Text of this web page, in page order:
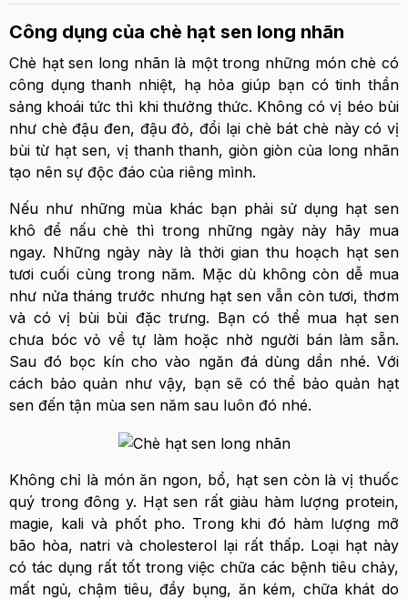
Công dụng của chè hạt sen long nhãn
Chè hạt sen long nhãn là một trong những món chè có
công dụng thanh nhiệt, hạ hỏa giúp bạn có tinh thần
sảng khoái tức thì khi thưởng thức. Không có vị béo bùi
như chè đậu đen, đậu đỏ, đổi lại chè bát chè này có vị
bùi từ hạt sen, vị thanh thanh, giòn giòn của long nhãn
tạo nên sự độc đáo của riêng mình.
Nếu như những mùa khác bạn phải sử dụng hạt sen
khô để nấu chè thì trong những ngày này hãy mua
ngay. Những ngày này là thời gian thu hoạch hạt sen
tươi cuối cùng trong năm. Mặc dù không còn dễ mua
như nửa tháng trước nhưng hạt sen vẫn còn tươi, thơm
và có vị bùi bùi đặc trưng. Bạn có thể mua hạt sen
chưa bóc vỏ về tự làm hoặc nhờ người bán làm sẵn.
Sau đó bọc kín cho vào ngăn đá dùng dần nhé. Với
cách bảo quản như vậy, bạn sẽ có thể bảo quản hạt
sen đến tận mùa sen năm sau luôn đó nhé.
Không chỉ là món ăn ngon, bổ, hạt sen còn là vị thuốc
quý trong đông y. Hạt sen rất giàu hàm lượng protein,
magie, kali và phốt pho. Trong khi đó hàm lượng mỡ
bão hòa, natri và cholesterol lại rất thấp. Loại hạt này
có tác dụng rất tốt trong việc chữa các bệnh tiêu chảy,
mất ngủ, chậm tiêu, đầy bụng, ăn kém, chữa khát do